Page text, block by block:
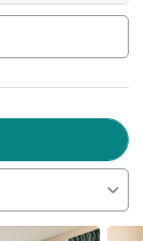
、自動車博物館に
の有名なコレクシ
ルのスタッフ一
。
詳細